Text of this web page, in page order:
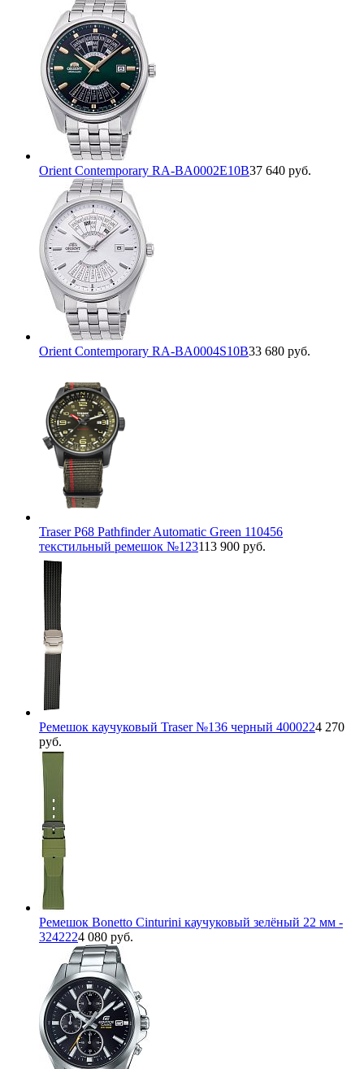
Orient Contemporary RA-BA0002E10B37 640 руб.
Orient Contemporary RA-BA0004S10B33 680 руб.
Traser P68 Pathfinder Automatic Green 110456
текстильный ремешок №123113 900 руб.
Ремешок каучуковый Traser №136 черный 4000224 270
руб.
Ремешок Bonetto Cinturini каучуковый зелёный 22 мм -
3242224 080 руб.